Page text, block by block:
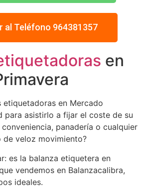
al Teléfono 964381357
en
etiquetadoras en Mercado
para asistirlo a fijar el coste de su
panadería o cualquier
veloz movimiento?
es la balanza etiquetera en
vendemos en Balanzacalibra,
ideales.